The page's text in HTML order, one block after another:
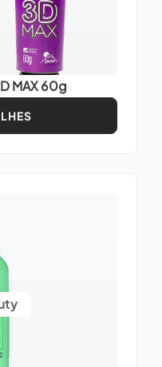
MAX 60g